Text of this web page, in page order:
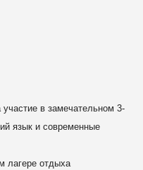
в замечательном 3-
язык и современные
лагере отдыха